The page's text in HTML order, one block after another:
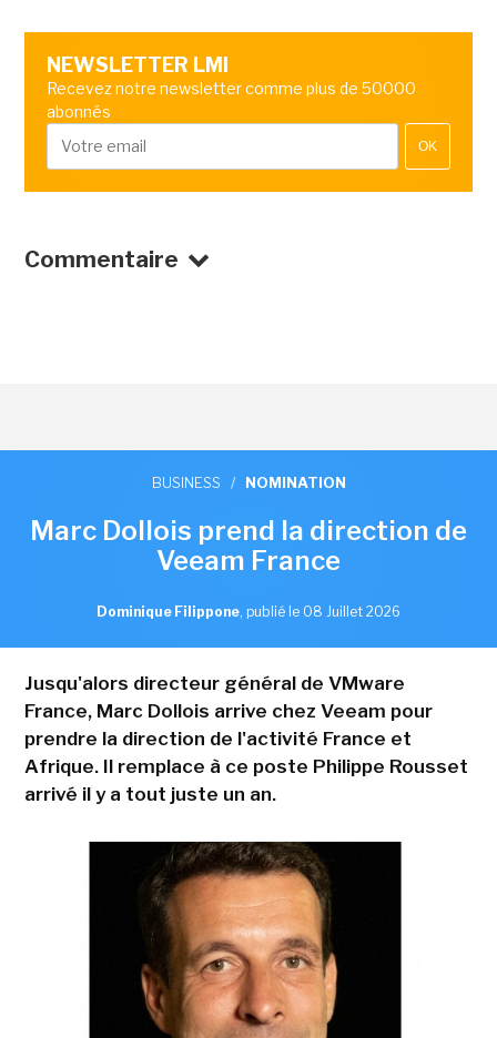
NEWSLETTER LMI
Recevez notre newsletter comme plus de 50000
abonnés
OK
Commentaire
BUSINESS / NOMINATION
Marc Dollois prend la direction de
Veeam France
Dominique Filippone, publié le 08 Juillet 2026
Jusqu'alors directeur général de VMware
France, Marc Dollois arrive chez Veeam pour
prendre la direction de l'activité France et
Afrique. Il remplace à ce poste Philippe Rousset
arrivé il y a tout juste un an.